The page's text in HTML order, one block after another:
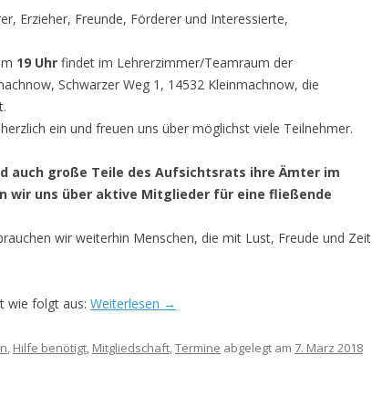
– 21. NOVEMBER 2016
MITGLIEDERVERSAMMLUNG 2017
Erzieher, Freunde, Förderer und Interessierte,
19 Uhr findet im Lehrerzimmer/Teamraum der
Schwarzer Weg 1, 14532 Kleinmachnow, die
ein und freuen uns über möglichst viele Teilnehmer.
auch große Teile des Aufsichtsrats ihre Ämter im
wir uns über aktive Mitglieder für eine fließende
wir weiterhin Menschen, die mit Lust, Freude und Zeit
wie folgt aus: Weiterlesen →
, Hilfe benötigt, Mitgliedschaft,Termine abgelegt am 7. März 2018